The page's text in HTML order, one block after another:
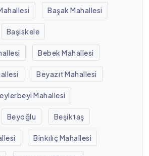
Başak Mahallesi
Başiskele
Bebek Mahallesi
Beyazıt Mahallesi
Mahallesi
Beyoğlu Beşiktaş
Binkılıç Mahallesi